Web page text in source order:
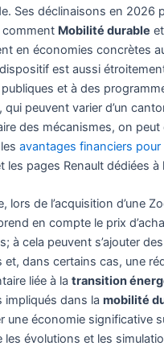
Ses déclinaisons en 2026
comment Mobilité durable et
en économies concrètes
dispositif est aussi
et à des
qui peuvent varier d’un
des mécanismes, on
lesavantages financiers pour
les pages Renault dédiées
lors de l’acquisition d’une
en compte le prix
à cela peuvent s’ajouter
et, dans certains cas, une
liée à latransition
impliqués dans lamobilité
une économie significative
les évolutions et les